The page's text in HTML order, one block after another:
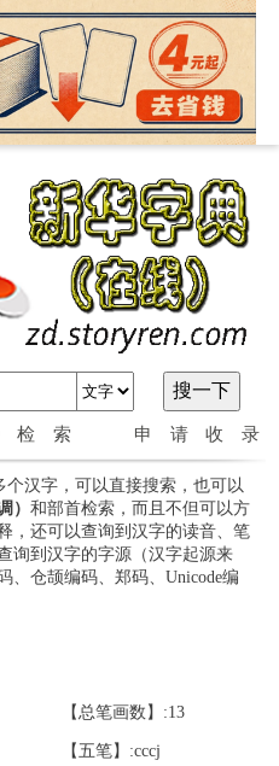
检索 申请收录
个汉字，可以直接搜索，也可以
） 和部首检索，而且不但可以方
，还可以查询到汉字的读音、笔
询到汉字的字源（汉字起源来
、仓颉编码、郑码、Unicode编
【总笔画数】:13
【五笔】:cccj